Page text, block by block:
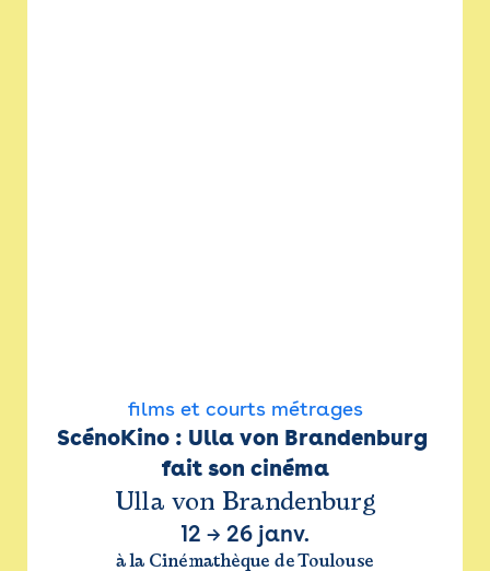
films et courts métrages
ScénoKino : Ulla von Brandenburg
fait son cinéma
Ulla von Brandenburg
12 → 26 janv.
à la Cinémathèque de Toulouse